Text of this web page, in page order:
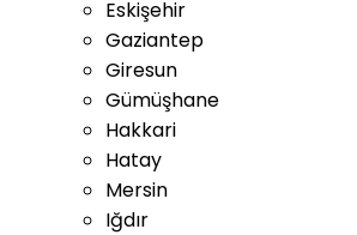
Eskişehir
Gaziantep
Giresun
Gümüşhane
Hakkari
Hatay
Mersin
Iğdır